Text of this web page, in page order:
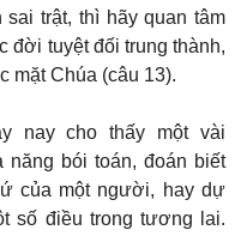
sai trật, thì hãy quan tâm
đời tuyệt đối trung thành,
mặt Chúa (câu 13).
nay cho thấy một vài
năng bói toán, đoán biết
của một người, hay dự
số điều trong tương lai.